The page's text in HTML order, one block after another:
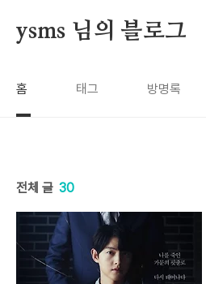
ysms 님의 블로그
홈 태그 방명록
전체 글 30